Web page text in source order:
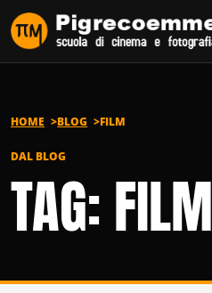
Vai al contenuto
HOME BLOG FILM
DAL BLOG
TAG: FILM